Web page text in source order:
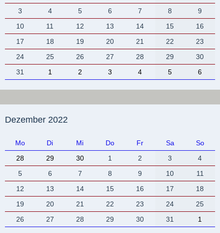
3
4 5 6 7 8
9
10
11 12 13 14 15
16
17
18 19 20 21 22
23
24
25 26 27 28 29
30
31
1 2 3 4 5 6
Dezember 2022
Mo Di Mi Do Fr Sa
So
28
29 30 1 2 3
4
5
6 7 8 9 10
11
12
13 14 15 16 17
18
19
20 21 22 23 24
25
26
27 28 29 30 31 1